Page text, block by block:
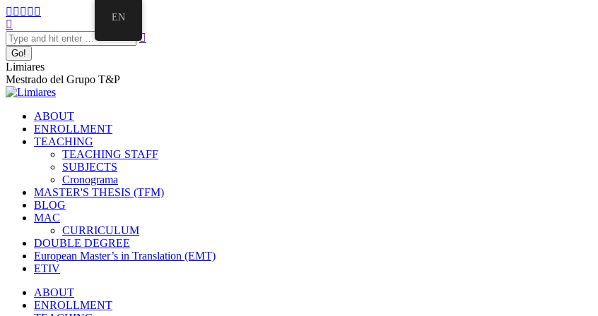
Limiares
Mestrado del Grupo T&P
ABOUT
ENROLLMENT
TEACHING
TEACHING STAFF
SUBJECTS
Cronograma
MASTER'S THESIS (TFM)
BLOG
MAC
CURRICULUM
DOUBLE DEGREE
European Master’s in Translation (EMT)
ETIV
ABOUT
ENROLLMENT
EN